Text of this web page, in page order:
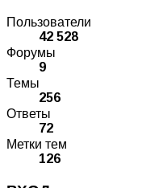
Пользователи
42 528
Форумы
9
Темы
256
Ответы
72
Метки тем
126